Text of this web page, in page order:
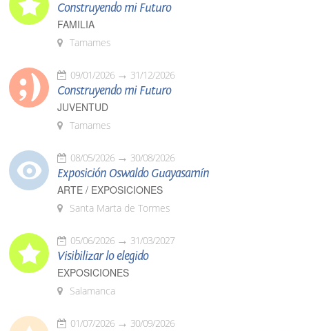
Construyendo mi Futuro
FAMILIA
Tamames
09/01/2026 31/12/2026
Construyendo mi Futuro
JUVENTUD
Tamames
08/05/2026 30/08/2026
Exposición Oswaldo Guayasamín
ARTE / EXPOSICIONES
Santa Marta de Tormes
05/06/2026 31/03/2027
Visibilizar lo elegido
EXPOSICIONES
Salamanca
01/07/2026 30/09/2026